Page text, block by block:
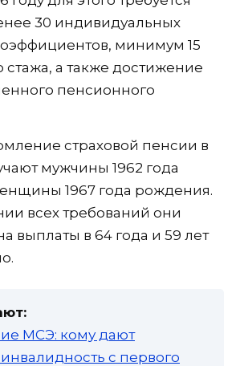
30 индивидуальных
минимум 15
стажа, а также достижение
пенсионного
страховой пенсии в
мужчины 1962 года
1967 года рождения.
всех требований они
выплаты в 64 года и 59 лет
МСЭ: кому дают
с первого